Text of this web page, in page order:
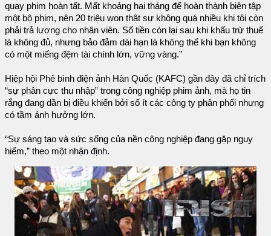
quay phim hoàn tất. Mất khoảng hai tháng để hoàn thành biên tập
một bộ phim, nên 20 triệu won thật sự không quá nhiều khi tôi còn
phải trả lương cho nhân viên. Số tiền còn lại sau khi khấu trừ thuế
là không đủ, nhưng bảo đảm dài hạn là không thể khi bạn không
có một miếng đệm tài chính lớn, vững vàng.”
Hiệp hội Phê bình điện ảnh Hàn Quốc (KAFC) gần đây đã chỉ trích
“sự phân cực thu nhập” trong công nghiệp phim ảnh, mà họ tin
rắng đang dần bị điều khiển bởi số ít các công ty phân phối nhưng
có tầm ảnh hưởng lớn.
“Sự sáng tạo và sức sống của nền công nghiệp đang gặp nguy
hiểm,” theo một nhận định.